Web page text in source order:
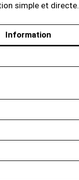
simple et directe.
Information